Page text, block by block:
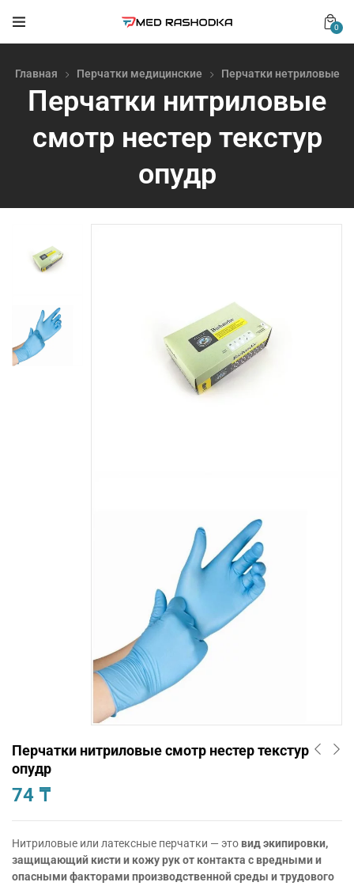
0
Главная Перчатки медицинские Перчатки нетриловые
Перчатки нитриловые
смотр нестер текстур
опудр
Перчатки нитриловые смотр нестер текстур
опудр
74 ₸
Нитриловые или латексные перчатки — это вид экипировки,
защищающий кисти и кожу рук от контакта с вредными и
опасными факторами производственной среды и трудового